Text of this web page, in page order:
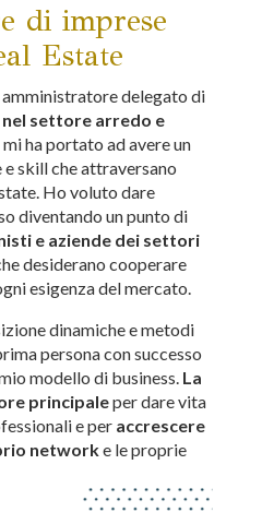
di imprese
Estate
amministratore delegato di
settore arredo e
mi ha portato ad avere un
skill che attraversano
Ho voluto dare
diventando un punto di
e aziende dei settori
desiderano cooperare
esigenza del mercato.
dinamiche e metodi
persona con successo
modello di business. La
principaleper dare vita
e per accrescere
networke le proprie